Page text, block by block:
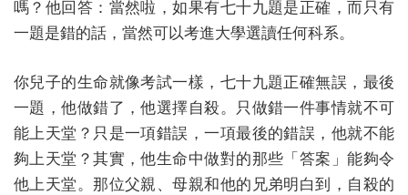
嗎？他回答：當然啦，如果有七十九題是正確，而只有
一題是錯的話，當然可以考進大學選讀任何科系。
你兒子的生命就像考試一樣，七十九題正確無誤，最後
一題，他做錯了，他選擇自殺。只做錯一件事情就不可
能上天堂？只是一項錯誤，一項最後的錯誤，他就不能
夠上天堂？其實，他生命中做對的那些「答案」能夠令
他上天堂。那位父親、母親和他的兄弟明白到，自殺的